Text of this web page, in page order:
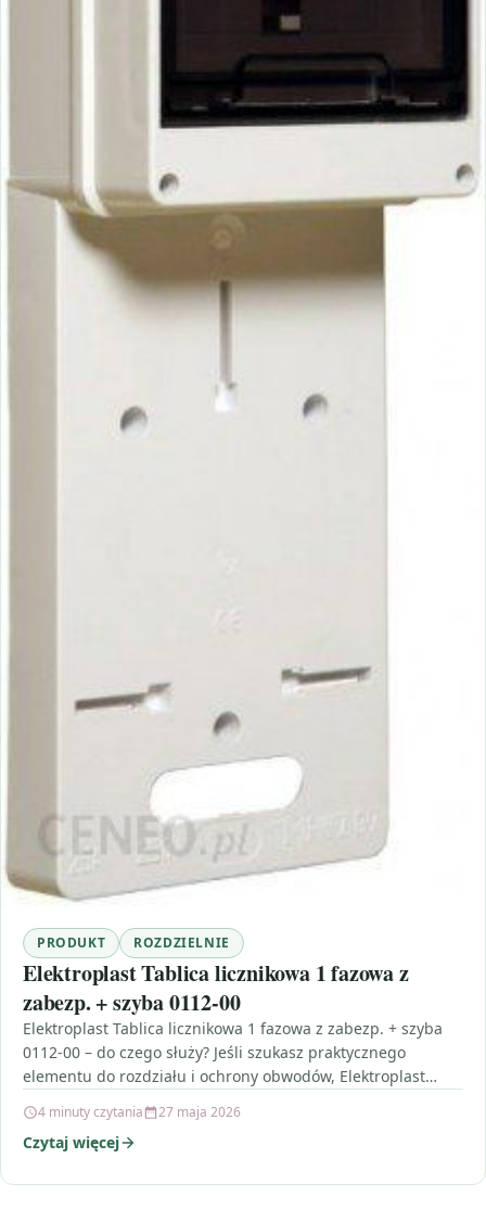
PRODUKT ROZDZIELNIE
Elektroplast Tablica licznikowa 1 fazowa z
zabezp. + szyba 0112-00
Elektroplast Tablica licznikowa 1 fazowa z zabezp. + szyba
0112-00 – do czego służy? Jeśli szukasz praktycznego
elementu do rozdziału i ochrony obwodów, Elektroplast…
4 minuty czytania 27 maja 2026
Czytaj więcej